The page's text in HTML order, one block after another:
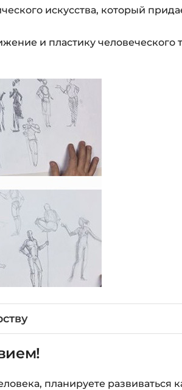
искусства, который
и пластику
планируете развиваться